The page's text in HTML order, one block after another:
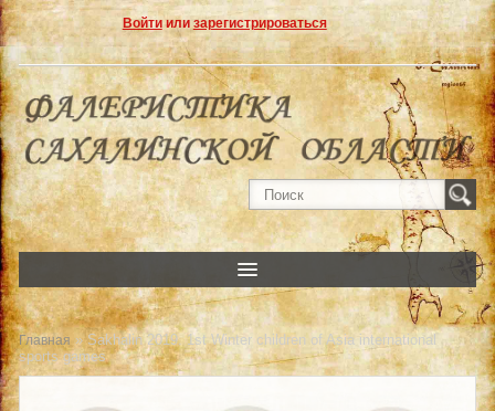
Войтиили зарегистрироваться
Главная » Sakhalin 2019. 1st Winter children of Asia international
sports games